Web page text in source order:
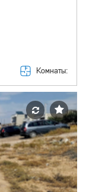
Комнаты: